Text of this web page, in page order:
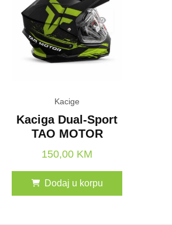
ima
varijanti.
Kacige
Kaciga Dual-Sport
TAO MOTOR
150,00 KM
Dodaj u korpu